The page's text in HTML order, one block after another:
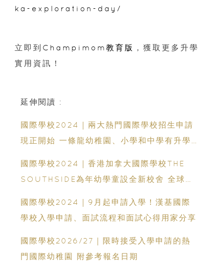
ka-exploration-day/
立即到 Champimom教育版
，獲取更多升學
實用資訊！
延伸閱讀 :
國際學校2024｜兩大熱門國際學校招生申請
現正開始 一條龍幼稚園、小學和中學有升學
國際學校2024｜香港加拿大國際學校THE
SOUTHSIDE為年幼學童設全新校舍 全球首
國際學校2024｜9月起申請入學！漢基國際
學校入學申請、面試流程和面試心得用家分享
國際學校2026/27｜限時接受入學申請的熱
門國際幼稚園 附參考報名日期